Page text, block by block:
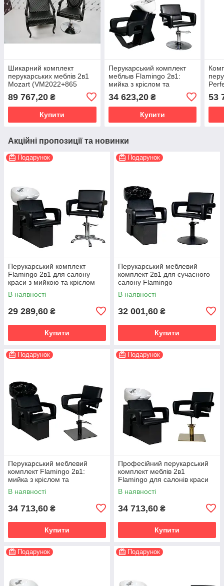
Шикарний комплект
перукарських меблів 2в1
Mozart (VM2022+865
89 767,20 ₴
Купити
Перукарський комплект
меблыв Flamingo 2в1:
мийка з кріслом та
перукарське гідравлічне
крісло
34 623,20₴
Купити
53
Акційні пропозиції та новинки
Подарунок
Перукарський комплект
Flamingo 2в1 для салону
краси з мийкою та кріслом
В наявності
29 289,60 ₴
Купити
Подарунок
Перукарський меблевий
комплект 2в1 для сучасного
салону Flamingо
В наявності
32 001,60 ₴
Купити
Подарунок
Перукарський меблевий
комплект Flamingo 2в1:
мийка з кріслом та
перукарське крісло
В наявності
34 713,60 ₴
Купити
Подарунок
Професійний перукарський
комплект меблів 2в1
Flamingo для салонів краси
В наявності
34 713,60 ₴
Купити
Подарунок Подарунок